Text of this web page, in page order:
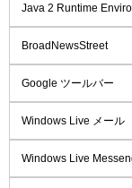
Java 2 Runtime
BroadNewsStreet
Google ツールバー
Windows Live メール
Windows Live